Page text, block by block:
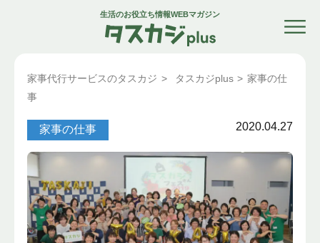
生活のお役立ち情報WEBマガジン
家事代行サービスのタスカジ > タスカジplus > 家事の仕
事
家事の仕事 2020.04.27